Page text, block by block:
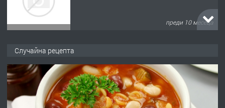
преди 10 месеца
преди 1 година
Случайна рецепта